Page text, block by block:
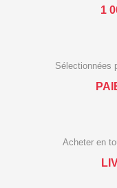
1
Sélectionnées
Acheter en